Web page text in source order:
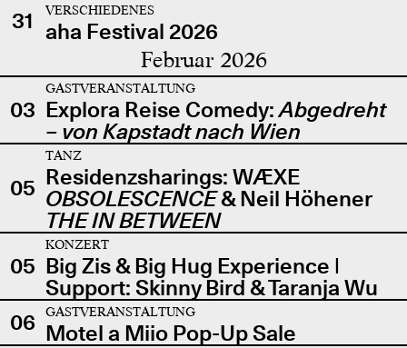
31
VERSCHIEDENES
aha Festival 2026
Februar 2026
03
GASTVERANSTALTUNG
Explora Reise Comedy:Abgedreht
– von Kapstadt nach Wien
05
TANZ
Residenzsharings: WÆXE
OBSOLESCENCE& Neil Höhener
THE IN BETWEEN
05
KONZERT
Big Zis & Big Hug Experience |
Support: Skinny Bird & Taranja Wu
06
GASTVERANSTALTUNG
Motel a Miio Pop-Up Sale